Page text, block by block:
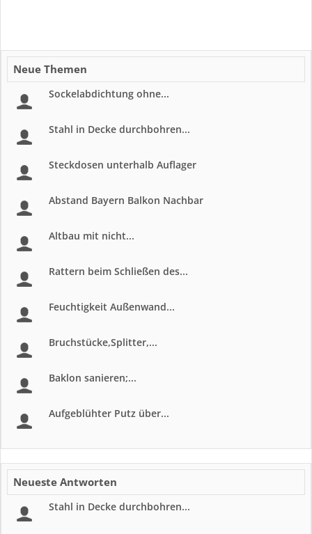
Neue Themen
Sockelabdichtung ohne...
Stahl in Decke durchbohren...
Steckdosen unterhalb Auflager
Abstand Bayern Balkon Nachbar
Altbau mit nicht...
Rattern beim Schließen des...
Feuchtigkeit Außenwand...
Bruchstücke,Splitter,...
Baklon sanieren;...
Aufgeblühter Putz über...
Neueste Antworten
Stahl in Decke durchbohren...